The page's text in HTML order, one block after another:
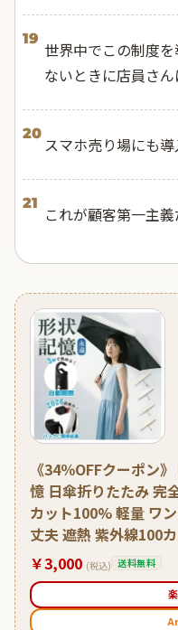
19
世界中でこの制度
ないときに店員さん
20
スマホ売り場にも導
21
これが顧客第一主義
《34％OFFクーポン
憶 日傘折りたたみ 完
カット100% 軽量 ワ
丈夫 遮熱 紫外線100
￥3,000 (税込) 送料無料